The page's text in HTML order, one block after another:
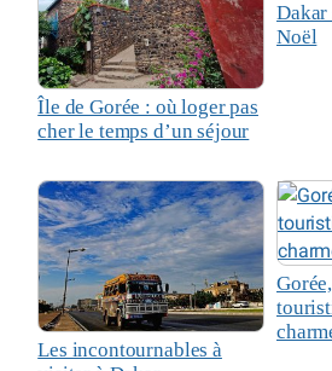
Île de Gorée : où loger pas
cher le temps d’un séjour
Dakar
Noël
Les incontournables à